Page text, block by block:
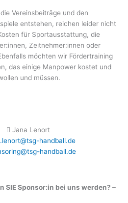
Vereinsbeiträge und den
entstehen, reichen leider nicht
für Sportausstattung, die
Zeitnehmer:innen oder
möchten wir Fördertraining
das einige Manpower kostet und
und müssen.
Jana Lenort
handball.de
handball.de
SIE Sponsor:in bei uns werden? –